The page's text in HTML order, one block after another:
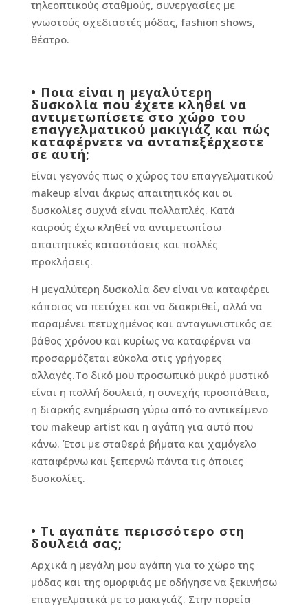
τηλεοπτικούς σταθμούς, συνεργασίες με
γνωστούς σχεδιαστές μόδας, fashion shows,
θέατρο.
• Ποια είναι η μεγαλύτερη
δυσκολία που έχετε κληθεί να
αντιμετωπίσετε στο χώρο του
επαγγελματικού μακιγιάζ και πώς
καταφέρνετε να ανταπεξέρχεστε
σε αυτή;
Είναι γεγονός πως ο χώρος του επαγγελματικού
makeup είναι άκρως απαιτητικός και οι
δυσκολίες συχνά είναι πολλαπλές. Κατά
καιρούς έχω κληθεί να αντιμετωπίσω
απαιτητικές καταστάσεις και πολλές
προκλήσεις.
Η μεγαλύτερη δυσκολία δεν είναι να καταφέρει
κάποιος να πετύχει και να διακριθεί, αλλά να
παραμένει πετυχημένος και ανταγωνιστικός σε
βάθος χρόνου και κυρίως να καταφέρνει να
προσαρμόζεται εύκολα στις γρήγορες
αλλαγές.Το δικό μου προσωπικό μικρό μυστικό
είναι η πολλή δουλειά, η συνεχής προσπάθεια,
η διαρκής ενημέρωση γύρω από το αντικείμενο
του makeup artist και η αγάπη για αυτό που
κάνω. Έτσι με σταθερά βήματα και χαμόγελο
καταφέρνω και ξεπερνώ πάντα τις όποιες
δυσκολίες.
• Τι αγαπάτε περισσότερο στη
δουλειά σας;
Αρχικά η μεγάλη μου αγάπη για το χώρο της
μόδας και της ομορφιάς με οδήγησε να ξεκινήσω
επαγγελματικά με το μακιγιάζ. Στην πορεία